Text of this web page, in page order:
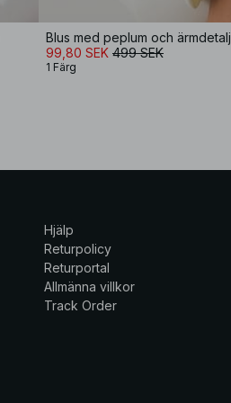
Blus med peplum och ärmdetalj
99,80 SEK 499 SEK
1 Färg
Hjälp
Returpolicy
Returportal
Allmänna villkor
Track Order